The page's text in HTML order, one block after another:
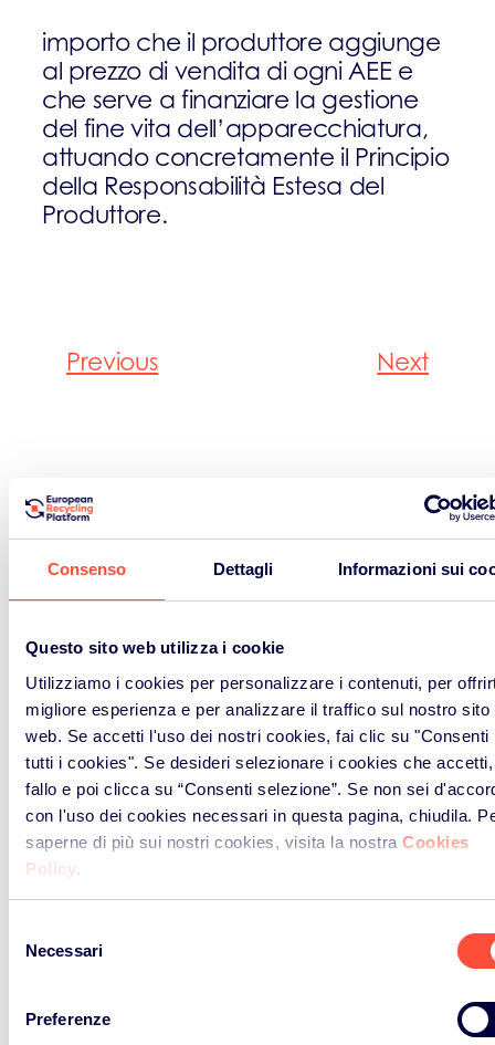
Consenso Dettagli Informazioni sui
Questo sito web utilizza i cookie
Utilizziamo i cookies per personalizzare i contenuti, per
migliore esperienza e per analizzare il traffico sul nostro sito
web. Se accetti l'uso dei nostri cookies, fai clic su "Consenti
tutti i cookies". Se desideri selezionare i cookies che accetti,
fallo e poi clicca su “Consenti selezione”. Se non sei
con l'uso dei cookies necessari in questa pagina, chiudila.
saperne di più sui nostri cookies, visita la nostra Cookies
Policy.
delNecessari
Preferenze
importo che il produttore aggiunge
al prezzo di vendita di ogni AEE e
che serve a finanziare la gestione
del fine vita dell’apparecchiatura,
attuando concretamente il Principio
della Responsabilità Estesa del
Produttore.
Previous Next
Ritorna al dizionario ambientale
Contattaci